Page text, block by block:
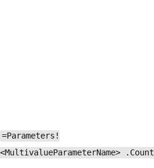
=Parameters!
<MultivalueParameterName> .Count